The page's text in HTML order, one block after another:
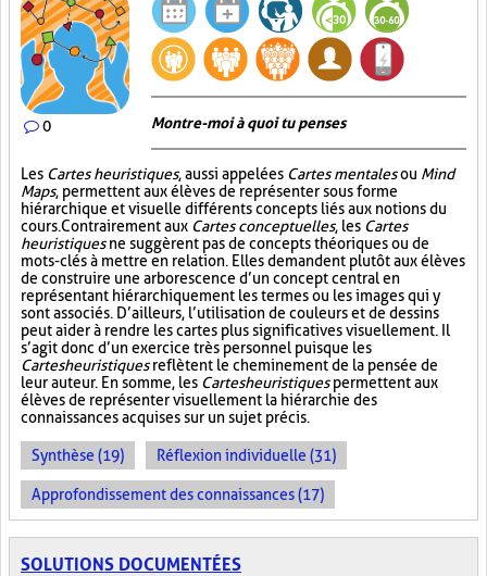
0 Montre-moi à quoi tu penses
Les Cartes heuristiques, aussi appelées Cartes mentalesou Mind
Maps, permettent aux élèves de représenter sous forme
hiérarchique et visuelle différents concepts liés aux notions du
cours. Contrairement aux Cartes conceptuelles, les Cartes
heuristiquesne suggèrent pas de concepts théoriques ou de
mots-clés à mettre en relation. Elles demandent plutôt aux élèves
de construire une arborescence d’un concept central en
représentant hiérarchiquement les termes ou les images qui y
sont associés. D’ailleurs, l’utilisation de couleurs et de dessins
peut aider à rendre les cartes plus significatives visuellement. Il
s’agit donc d’un exercice très personnel puisque les
Cartes heuristiquesreflètent le cheminement de la pensée de
leur auteur. En somme, les Cartes heuristiquespermettent aux
élèves de représenter visuellement la hiérarchie des
connaissances acquises sur un sujet précis.
Synthèse (19) Réflexion individuelle (31)
Approfondissement des connaissances (17)
SOLUTIONS DOCUMENTÉES